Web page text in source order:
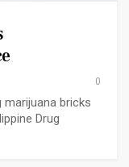
0
marijuana bricks
Drug